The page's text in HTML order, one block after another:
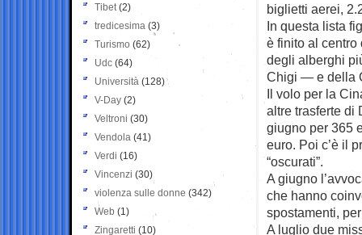
biglietti aerei,
In questa lista
è finito al
degli alberghi
Chigi — e della
Il volo per la
altre trasferte di
giugno per 365
euro. Poi c’è il
“oscurati”.
A giugno
che hanno
spostamenti,
A luglio due
Tibet(2)
tredicesima (3)
Turismo (62)
Udc (64)
Università (128)
V-Day (2)
Veltroni (30)
Vendola (41)
Verdi (16)
Vincenzi (30)
violenza sulle donne (342)
Web (1)
Zingaretti (10)